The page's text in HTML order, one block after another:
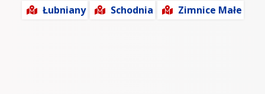
Łubniany
Schodnia Zimnice Małe